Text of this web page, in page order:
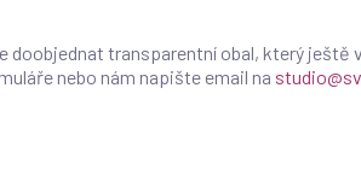
doobjednat transparentní obal, který
nebo nám napište email na